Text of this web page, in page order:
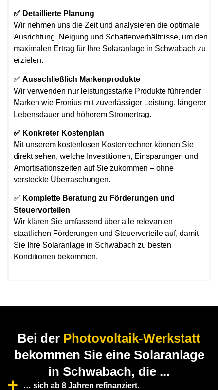
✅ Detaillierte Planung
Wir nehmen uns die Zeit und analysieren die optimale
Ausrichtung, Neigung und Schattenverhältnisse, um den
maximalen Ertrag für Ihre Solaranlage in Schwabach zu
erzielen.
✅ Ausschließlich Markenprodukte
Wir verwenden nur leistungsstarke Produkte führender
Marken wie Fronius mit zuverlässiger Leistung, längerer
Lebensdauer und höherem Stromertrag.
✅ Konkreter Kostenplan
Mit unserem kostenlosen Kostenrechner können Sie
direkt sehen, welche Investitionen, Einsparungen und
Amortisationszeiten auf Sie zukommen – ohne
versteckte Überraschungen.
✅ Komplette Beratung zu Förderungen und
Steuervorteilen
Wir klären Sie umfassend über alle relevanten
staatlichen Förderungen und Steuervorteile auf, damit
Sie Ihre Solaranlage in Schwabach zu besten
Konditionen bekommen.
Bei der Photovoltaik-Werkstatt
bekommen Sie eine Solaranlage
in Schwabach, die ...
… sich ab 8 Jahren refinanziert.